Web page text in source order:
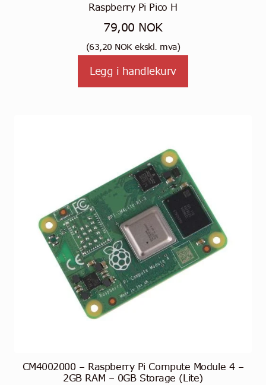
Raspberry Pi Pico H
79,00 NOK
(63,20 NOKekskl. mva)
Legg i handlekurv
CM4002000 – Raspberry Pi Compute Module 4 –
2GB RAM – 0GB Storage (Lite)